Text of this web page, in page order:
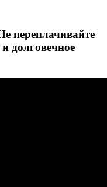
долговечное